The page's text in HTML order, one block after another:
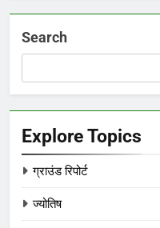
Search
Explore Topics
ग्राउंड रिपोर्ट
ज्योतिष